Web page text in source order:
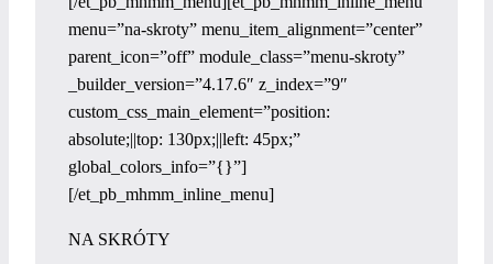
menu=”na-skroty” menu_item_alignment=”center”
parent_icon=”off” module_class=”menu-skroty”
_builder_version=”4.17.6″ z_index=”9″
custom_css_main_element=”position:
absolute;||top: 130px;||left: 45px;”
global_colors_info=”{}”]
[/et_pb_mhmm_inline_menu]
NA SKRÓTY